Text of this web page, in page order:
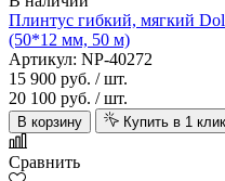
Плинтус гибкий, мягкий
(50*12 мм, 50 м)
Артикул: NP-40272
15 900 руб. / шт.
20 100 руб. / шт.
В корзину Купить в 1 клик
Сравнить